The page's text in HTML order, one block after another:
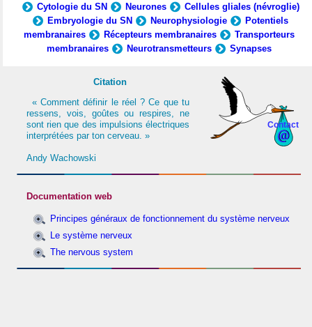
Cytologie du SN
Neurones
Cellules gliales (névroglie)
Embryologie du SN
Neurophysiologie
Potentiels
membranaires
Récepteurs membranaires
Transporteurs
membranaires
Neurotransmetteurs Synapses
Contact
Citation
« Comment définir le réel ? Ce que tu
ressens, vois, goûtes ou respires, ne
sont rien que des impulsions électriques
interprétées par ton cerveau. »
Andy Wachowski
Documentation web
Principes généraux de fonctionnement du système nerveux
Le système nerveux
The nervous system